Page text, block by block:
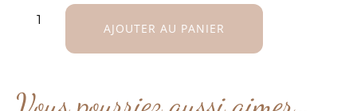
AJOUTER AU PANIER